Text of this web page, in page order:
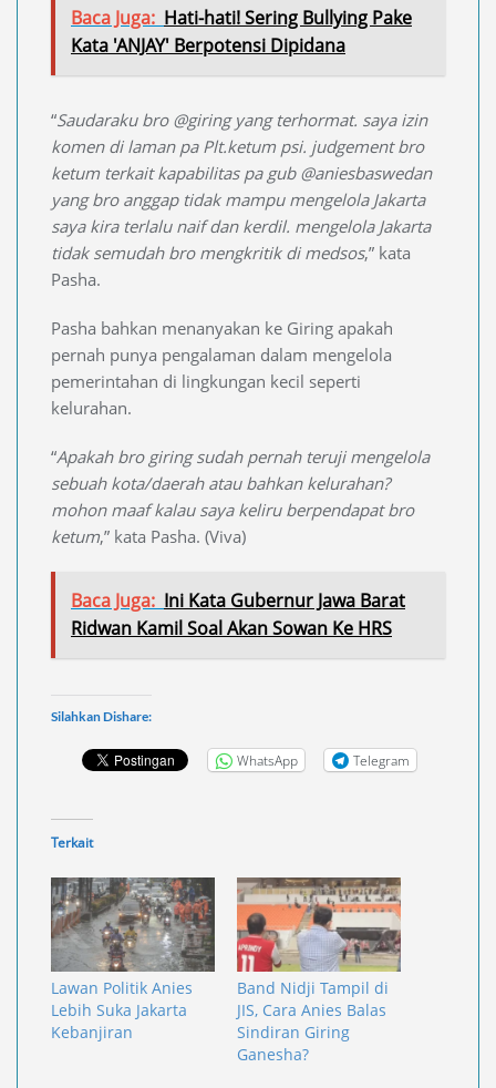
Baca Juga: Hati-hati! Sering Bullying Pake
Kata 'ANJAY' Berpotensi Dipidana
“Saudaraku bro @giring yang terhormat. saya izin
komen di laman pa Plt.ketum psi. judgement bro
ketum terkait kapabilitas pa gub @aniesbaswedan
yang bro anggap tidak mampu mengelola Jakarta
saya kira terlalu naif dan kerdil. mengelola Jakarta
tidak semudah bro mengkritik di medsos,” kata
Pasha.
Pasha bahkan menanyakan ke Giring apakah
pernah punya pengalaman dalam mengelola
pemerintahan di lingkungan kecil seperti
kelurahan.
“Apakah bro giring sudah pernah teruji mengelola
sebuah kota/daerah atau bahkan kelurahan?
mohon maaf kalau saya keliru berpendapat bro
ketum,” kata Pasha. (Viva)
Baca Juga: Ini Kata Gubernur Jawa Barat
Ridwan Kamil Soal Akan Sowan Ke HRS
Silahkan Dishare:
WhatsApp Telegram
Terkait
Lawan Politik Anies
Lebih Suka Jakarta
Kebanjiran
Band Nidji Tampil di
JIS, Cara Anies Balas
Sindiran Giring
Ganesha?